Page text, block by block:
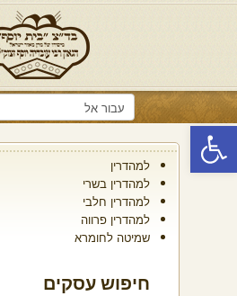
פתח סרגל נגישות
למהדרין
למהדרין בשרי
למהדרין חלבי
למהדרין פרווה
שמיטה לחומרא
חיפוש עסקים